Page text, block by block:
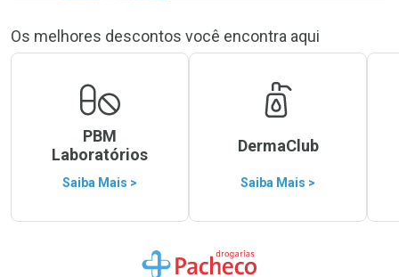
Os melhores descontos você encontra aqui
PBM
Laboratórios
Saiba Mais >
DermaClub
Saiba Mais >
Ir para a Home